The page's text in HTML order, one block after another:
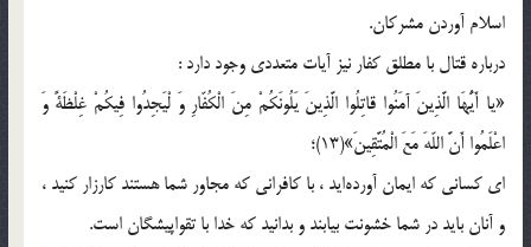
اسلام آوردن مشرکان.
درباره قتال با مطلق کفار نیز آیات متعددی وجود دارد :
«یا أَیُّهَا الَّذِینَ آمَنُوا قاتِلُوا الَّذِینَ یَلُونَکُمْ مِنَ الْکُفّارِ وَ لْیَجِدُوا فِیکُمْ غِلْظَةً وَ
اعْلَمُوا أَنَّ اللّهَ مَعَ الْمُتَّقِینَ»(13)؛
ای کسانی که ایمان آورده‌اید ، با کافرانی که مجاور شما هستند کارزار کنید ،
و آنان باید در شما خشونت بیابند و بدانید که خدا با تقواپیشگان است.